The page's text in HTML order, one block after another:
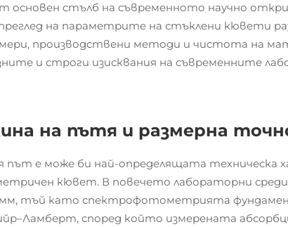
стълб на съвременното научно
на параметрите на стъклени кювети
производствени методи и чистота на
и строги изисквания на съвременните
на пътя и размерна
е може би най-определящата техническа
кювет. В повечето лабораторни
мм, тъй като спектрофотометрията
според който измерената